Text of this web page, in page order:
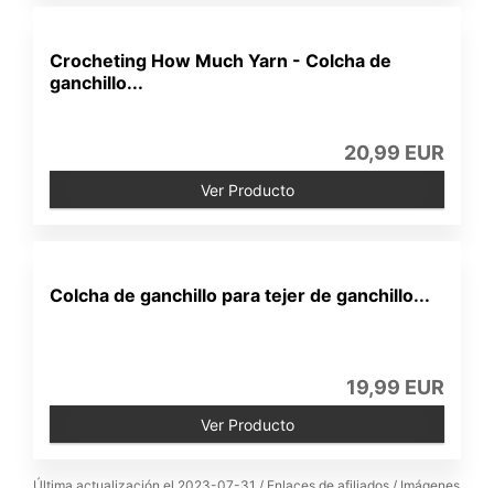
Crocheting How Much Yarn - Colcha de
ganchillo...
20,99 EUR
Ver Producto
Colcha de ganchillo para tejer de ganchillo...
19,99 EUR
Ver Producto
Última actualización el 2023-07-31 / Enlaces de afiliados / Imágenes